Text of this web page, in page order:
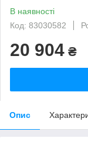
В наявності
Код: 83030582
20 904 ₴
Опис